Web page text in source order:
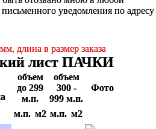
уведомления по адресу
длина в размер заказа
лист ПАЧКИ
объем
до 299
м.п.
объем
300 -
999 м.п.
Фото
м.п. м2 м.п. м2